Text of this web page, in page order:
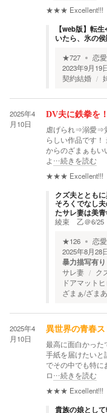
★★★ Excellent!!!
【web版】転
いたら、氷の
★727 恋愛
2023年9月19
契約結婚
2025年4
月10日
DV夫に鉄拳を！
虐げられ⇒溺愛⇒
らしい作品です
からのざまぁもい
よ …続きを読む
★★★ Excellent!!!
クズ夫ととも
そろくでなし
たサレ妻は美
綾束 乙＠6/25
★126 恋愛
2025年8月28
暴力描写有り
サレ妻 ク
ドアマット
ざまぁ/ざまあ
2025年4
月10日
異世界の青春
最高に面白かった
手紙を届けたいと
でその中でも特に
ロ…続きを読む
★★★ Excellent!!!
貴族の娘とし